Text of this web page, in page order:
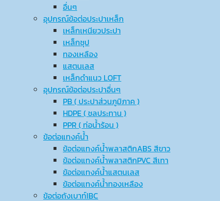
อื่นๆ
อุปกรณ์ข้อต่อประปาเหล็ก
เหล็กเหนียวประปา
เหล็กชุป
ทองเหลือง
แสตนเลส
เหล็กดำแนว LOFT
อุปกรณ์ข้อต่อประปาอื่นๆ
PB ( ประปาส่วนภูมิภาค )
HDPE ( ชลประทาน )
PPR ( ท่อน้ำร้อน )
ข้อต่อแทงค์น้ำ
ข้อต่อแทงค์น้ำพลาสติกABS สีขาว
ข้อต่อแทงค์น้ำพลาสติกPVC สีเทา
ข้อต่อแทงค์น้ำแสตนเลส
ข้อต่อแทงค์น้ำทองเหลือง
ข้อต่อถังเบาท์IBC